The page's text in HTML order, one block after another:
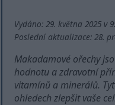
Vydáno: 29. května 2025 v
Poslední aktualizace: 28.
Makadamové ořechy
hodnotu a zdravotní
vitamínů a minerálů.
ohledech zlepšit vaše